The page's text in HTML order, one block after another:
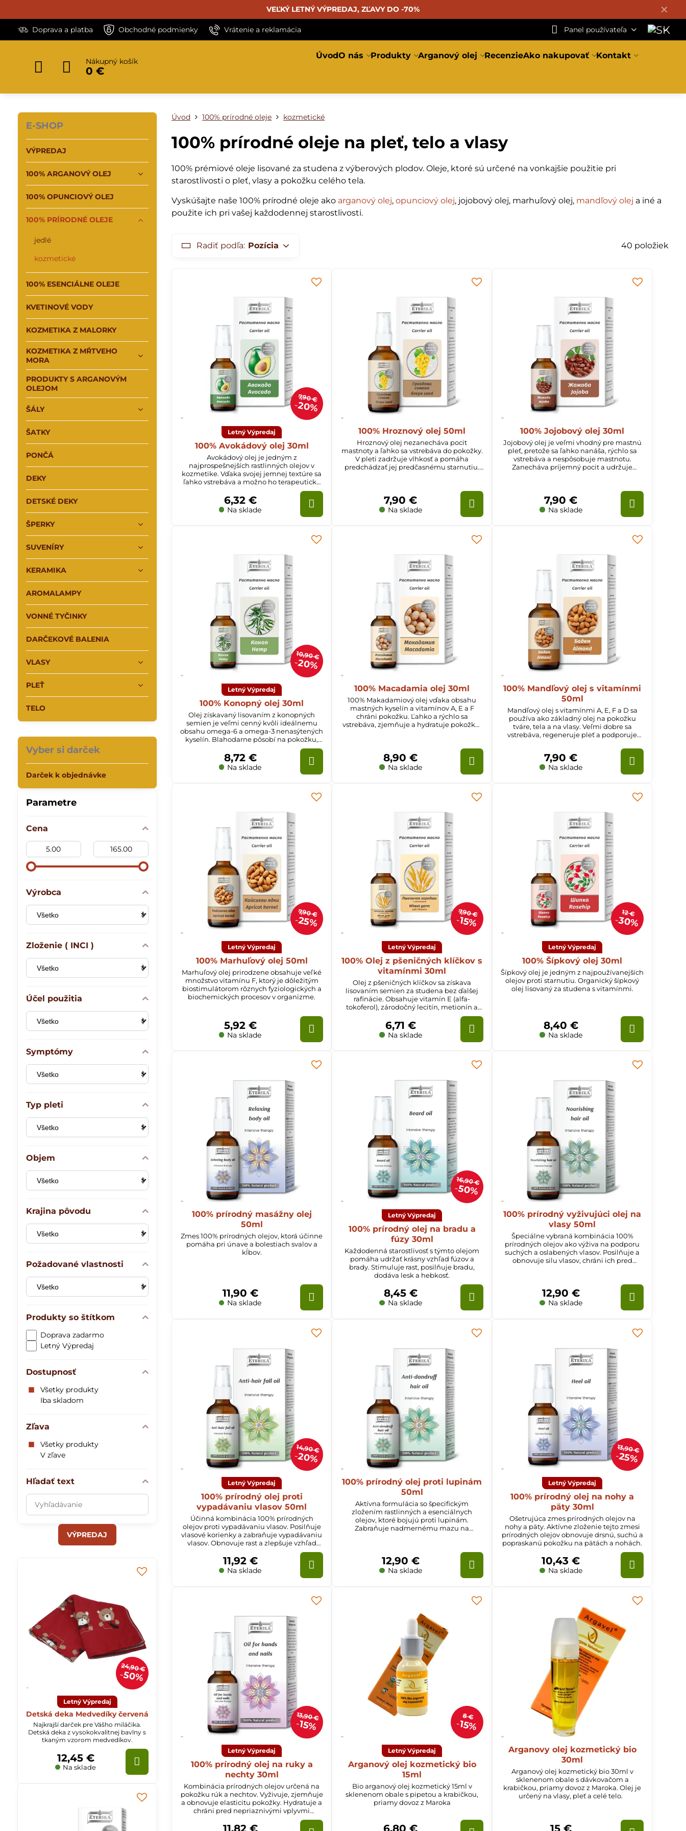
✕
VEĽKÝ LETNÝ VÝPREDAJ, ZĽAVY DO -70%
Doprava a platba Obchodné podmienky Vrátenie a reklamácia Panel používateľa
Nákupný košík
0 €
ÚvodO nás Produkty Arganový olej RecenzieAko nakupovať Kontakt
Úvod 100% prírodné oleje kozmetické
100% prírodné oleje na pleť, telo a vlasy
100% prémiové oleje lisované za studena z výberových plodov. Oleje, ktoré sú určené na vonkajšie použitie pri
starostlivosti o pleť, vlasy a pokožku celého tela.
Vyskúšajte naše 100% prírodné oleje ako arganový olej,opunciový olej, jojobový olej, marhuľový olej, mandľový olej a iné a
použite ich pri vašej každodennej starostlivosti.
Radiť podľa: Pozícia 40 položiek
7,90 €
20%
Letný Výpredaj
100% Avokádový olej 30ml
Avokádový olej je jedným z
najprospešnejších rastlinných olejov v
kozmetike. Vďaka svojej jemnej textúre sa
ľahko vstrebáva a možno ho terapeuticky
aplikovať pri mnohých kožných
ťažkostiach.
Na sklade
6,32 €
100% Hroznový olej 50ml
Hroznový olej nezanecháva pocit
mastnoty a ľahko sa vstrebáva do pokožky.
V pleti zadržuje vlhkosť a pomáha
predchádzať jej predčasnému starnutiu.
Na sklade
7,90 €
100% Jojobový olej 30ml
Jojobový olej je veľmi vhodný pre mastnú
pleť, pretože sa ľahko nanáša, rýchlo sa
vstrebáva a nespôsobuje mastnotu.
Zanecháva príjemný pocit a udržuje
Na sklade
7,90 €
10,90 €
20%
Letný Výpredaj
100% Konopný olej 30ml
Olej získavaný lisovaním z konopných
semien je veľmi cenný kvôli ideálnemu
obsahu omega-6 a omega-3 nenasýtených
kyselín. Blahodarne pôsobí na pokožku,
Na sklade
8,72 €
100% Macadamia olej 30ml
100% Makadamiový olej vďaka obsahu
mastných kyselín a vitamínov A, E a F
chráni pokožku. Ľahko a rýchlo sa
vstrebáva, zjemňuje a hydratuje pokožku.
Na sklade
8,90 €
100% Mandľový olej s vitamínmi
50ml
Mandľový olej s vitamínmi A, E, F a D sa
používa ako základný olej na pokožku
tváre, tela a na vlasy. Veľmi dobre sa
vstrebáva, regeneruje pleť a podporuje
Na sklade
7,90 €
7,90 €
25%
Letný Výpredaj
100% Marhuľový olej 50ml
Marhuľový olej prirodzene obsahuje veľké
množstvo vitamínu F, ktorý je dôležitým
biostimulátorom rôznych fyziologických a
biochemických procesov v organizme.
Na sklade
5,92 €
7,90 €
15%
Letný Výpredaj
100% Olej z pšeničných klíčkov s
vitamínmi 30ml
Olej z pšeničných klíčkov sa získava
lisovaním semien za studena bez ďalšej
rafinácie. Obsahuje vitamín E (alfa-
tokoferol), zárodočný lecitín, metionín a
Na sklade
6,71 €
12 €
30%
Letný Výpredaj
100% Šípkový olej 30ml
Šípkový olej je jedným z najpoužívanejších
olejov proti starnutiu. Organický šípkový
olej lisovaný za studena s vitamínmi.
Na sklade
8,40 €
100% prírodný masážny olej
50ml
Zmes 100% prírodných olejov, ktorá účinne
pomáha pri únave a bolestiach svalov a
kĺbov.
Na sklade
11,90 €
16,90 €
50%
Letný Výpredaj
100% prírodný olej na bradu a
fúzy 30ml
Každodenná starostlivosť s týmto olejom
pomáha udržať krásny vzhľad fúzov a
brady. Stimuluje rast, posilňuje bradu,
dodáva lesk a hebkosť.
Na sklade
8,45 €
100% prírodný vyživujúci olej na
vlasy 50ml
Špeciálne vybraná kombinácia 100%
prírodných olejov ako výživa na podporu
suchých a oslabených vlasov. Posilňuje a
obnovuje silu vlasov, chráni ich pred
Na sklade
12,90 €
14,90 €
20%
Letný Výpredaj
100% prírodný olej proti
vypadávaniu vlasov 50ml
Účinná kombinácia 100% prírodných
olejov proti vypadávaniu vlasov. Posilňuje
vlasové korienky a zabraňuje vypadávaniu
vlasov. Obnovuje rast a zlepšuje vzhľad
vlasov. Obnovuje pružnosť, hebkosť, lesk a
vitalitu vlasov.
Na sklade
11,92 €
100% prírodný olej proti lupinám
50ml
Aktívna formulácia so špecifickým
zložením rastlinných a esenciálnych
olejov, ktoré bojujú proti lupinám.
Zabraňuje nadmernému mazu na
Na sklade
12,90 €
13,90 €
25%
Letný Výpredaj
100% prírodný olej na nohy a
päty 30ml
Ošetrujúca zmes prírodných olejov na
nohy a päty. Aktívne zloženie tejto zmesi
prírodných olejov obnovuje drsnú, suchú a
popraskanú pokožku na pätách a nohách.
Na sklade
10,43 €
13,90 €
15%
Letný Výpredaj
100% prírodný olej na ruky a
nechty 30ml
Kombinácia prírodných olejov určená na
pokožku rúk a nechtov. Vyživuje, zjemňuje
a obnovuje elasticitu pokožky. Hydratuje a
chráni pred nepriaznivými vplyvmi
prostredia. Posilňuje a zabraňuje lámaniu
nechtov.
8 €
15%
Letný Výpredaj
Arganový olej kozmetický bio
15ml
Bio arganový olej kozmetický 15ml v
sklenenom obale s pipetou a krabičkou,
priamy dovoz z Maroka
Arganovy olej kozmetický bio
30ml
Arganový olej kozmetický bio 30ml v
sklenenom obale s dávkovačom a
krabičkou, priamy dovoz z Maroka. Olej je
určený na vlasy, pleť a celé telo.
Parametre
Cena
Od:
Do:
Výrobca
Zloženie ( INCI )
Účel použitia
Symptómy
Typ pleti
Objem
Krajina pôvodu
Požadované vlastnosti
Produkty so štítkom
Doprava zadarmo
Letný Výpredaj
Dostupnosť
Všetky produkty
Iba skladom
Zľava
Všetky produkty
V zľave
Hľadať text
Prehľadať
výsledky
fulltextom
E-SHOP
VÝPREDAJ
100% ARGANOVÝ OLEJ
100% OPUNCIOVÝ OLEJ
100% PRÍRODNÉ OLEJE
jedlé
kozmetické
100% ESENCIÁLNE OLEJE
KVETINOVÉ VODY
KOZMETIKA Z MALORKY
KOZMETIKA Z MŔTVEHO
MORA
PRODUKTY S ARGANOVÝM
OLEJOM
ŠÁLY
ŠATKY
PONČÁ
DEKY
DETSKÉ DEKY
ŠPERKY
SUVENÍRY
KERAMIKA
AROMALAMPY
VONNÉ TYČINKY
DARČEKOVÉ BALENIA
VLASY
PLEŤ
TELO
Vyber si darček
Darček k objednávke
VÝPREDAJ
24,90 €
50%
Letný Výpredaj
Detská deka Medvedíky červená
Najkrajší darček pre Vášho miláčika.
Detská deka z vysokokvalitnej bavlny s
tkaným vzorom medvedíkov.
Na sklade
12,45 €